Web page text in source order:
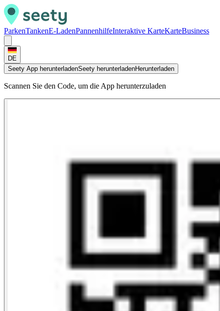
ParkenTankenE-LadenPannenhilfeInteraktive KarteKarteBusiness
DE
Seety App herunterladenSeety herunterladenHerunterladen
Scannen Sie den Code, um die App herunterzuladen